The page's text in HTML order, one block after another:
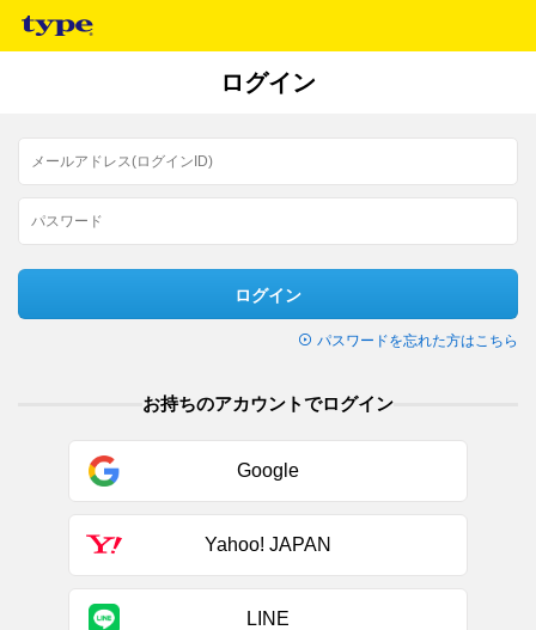
ログイン
ログイン
パスワードを忘れた方はこちら
お持ちのアカウントでログイン
Google
Yahoo! JAPAN
LINE